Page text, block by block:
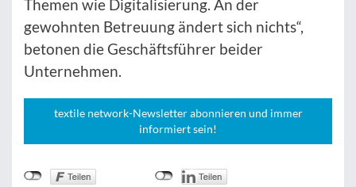
Themen wie Digitalisierung. An der
gewohnten Betreuung ändert sich nichts“,
betonen die Geschäftsführer beider
Unternehmen.
textile network-Newsletter abonnieren und immer
informiert sein!